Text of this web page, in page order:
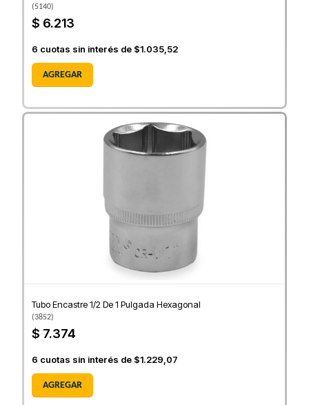
(5140)
$ 6.213
6 cuotas sin interés de $1.035,52
AGREGAR
Tubo Encastre 1/2 De 1 Pulgada Hexagonal
(3852)
$ 7.374
6 cuotas sin interés de $1.229,07
AGREGAR